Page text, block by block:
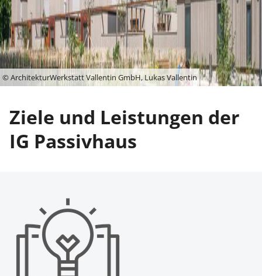
© ArchitekturWerkstatt Vallentin GmbH, Lukas Vallentin
Zie­le und Leis­tun­gen der
IG Pas­siv­haus